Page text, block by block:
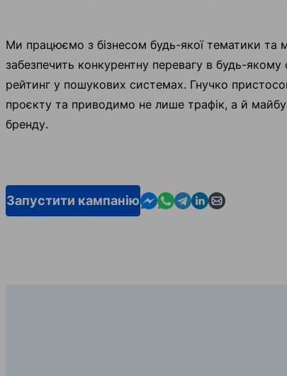
Ми працюємо з бізнесом будь-якої тематики та
забезпечить конкурентну перевагу в будь-
рейтинг у пошукових системах. Гнучко
проєкту та приводимо не лише трафік, а й
бренду.
Запустити кампаніюContact us in Messenger
Contact us in WhatsApp
Contact us in
Contact us in
Contact us by